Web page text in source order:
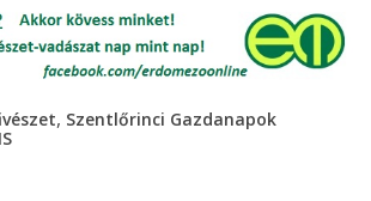
, Szentlőrinci Gazdanapok